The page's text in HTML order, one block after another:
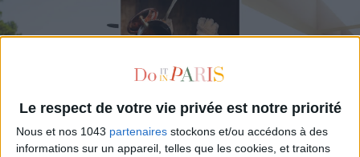
Le respect de votre vie privée est notre priorité
Nous et nos 1043 partenaires stockons et/ou accédons à des
informations sur un appareil, telles que les cookies, et traitons